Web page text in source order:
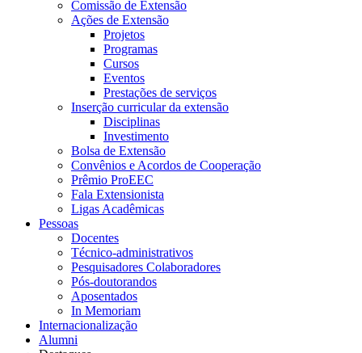
Comissão de Extensão
Ações de Extensão
Projetos
Programas
Cursos
Eventos
Prestações de serviços
Inserção curricular da extensão
Disciplinas
Investimento
Bolsa de Extensão
Convênios e Acordos de Cooperação
Prêmio ProEEC
Fala Extensionista
Ligas Acadêmicas
Pessoas
Docentes
Técnico-administrativos
Pesquisadores Colaboradores
Pós-doutorandos
Aposentados
In Memoriam
Internacionalização
Alumni